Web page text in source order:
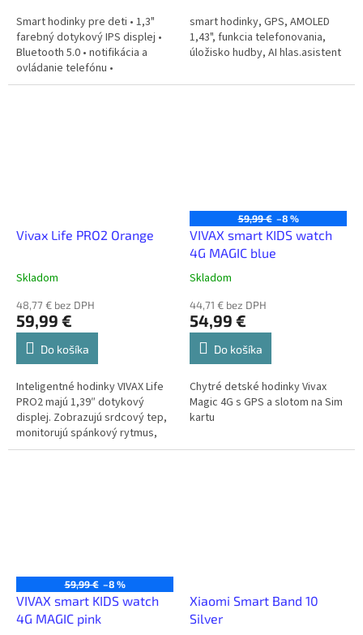
Smart hodinky pre deti • 1,3"
farebný dotykový IPS displej •
Bluetooth 5.0 • notifikácia a
ovládanie telefónu •
akcelerometer • krokomer •
smart hodinky, GPS, AMOLED
1,43", funkcia telefonovania,
úložisko hudby, AI hlas.asistent
Vivax Life PRO2 Orange
Skladom
48,77 € bez DPH
59,99 €
Do košíka
Inteligentné hodinky VIVAX Life
PRO2 majú 1,39″ dotykový
displej. Zobrazujú srdcový tep,
monitorujú spánkový rytmus,
merajú krvný tlak a saturáciu
59,99 € –8 %
VIVAX smart KIDS watch
4G MAGIC blue
Skladom
44,71 € bez DPH
54,99 €
Do košíka
Chytré detské hodinky Vivax
Magic 4G s GPS a slotom na Sim
kartu
59,99 € –8 %
VIVAX smart KIDS watch
4G MAGIC pink
Xiaomi Smart Band 10
Silver